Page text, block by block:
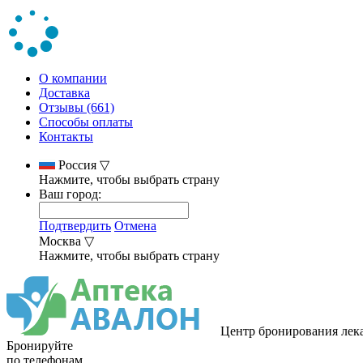
О компании
Доставка
Отзывы (661)
Способы оплаты
Контакты
Россия ▽
Нажмите, чтобы выбрать страну
Ваш город:
Подтвердить Отмена
Москва ▽
Нажмите, чтобы выбрать страну
Центр бронирования
Бронируйте
по телефонам